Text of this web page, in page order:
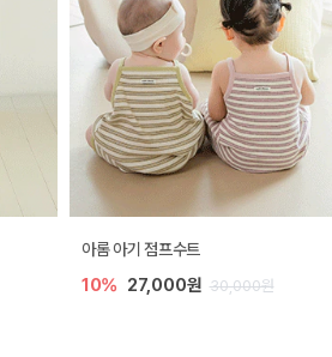
아롬 아기 점프수트
10% 27,000원 30,000원